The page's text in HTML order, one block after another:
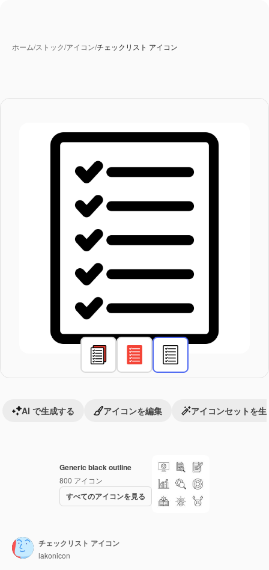
ホーム/ストック/アイコン/チェックリスト アイコン
Generic black outline
800 アイコン
すべてのアイコンを見る
AI で生成する アイコンを編集 アイコンセットを生
チェックリスト アイコン
lakonicon